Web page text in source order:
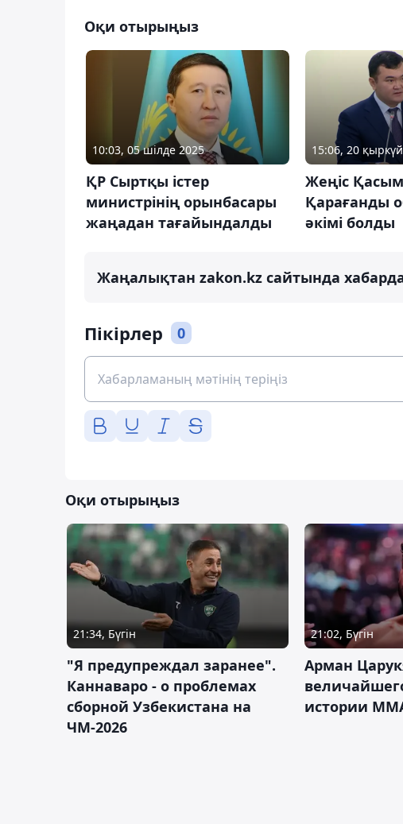
Оқи отырыңыз
10:03, 05 шілде 2025
ҚР Сыртқы істер
министрінің орынбасары
жаңадан тағайындалды
15:06, 20
Жеңіс
Қарағанды
әкімі болды
Жаңалықтан zakon.kz сайтында
Пікірлер 0
Оқи отырыңыз
21:34, Бүгін
"Я предупреждал заранее".
Каннаваро - о проблемах
сборной Узбекистана на
ЧМ-2026
21:02, Бүгін
Арман
истории